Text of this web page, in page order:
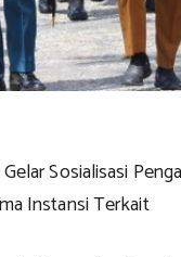
Sosialisasi
Instansi Terkait